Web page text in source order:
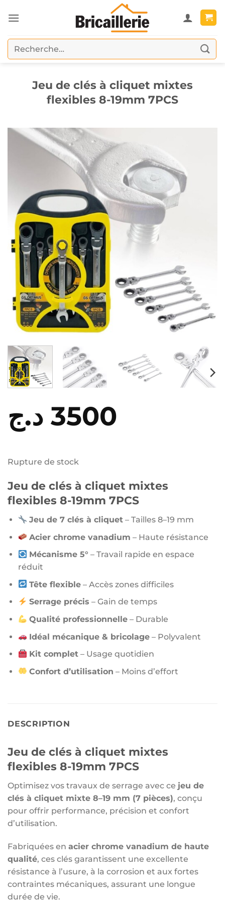
au
Recherche
pour :
Jeu de clés à cliquet mixtes
flexibles 8-19mm 7PCS
3500 د.ج
Rupture de stock
Jeu de clés à cliquet mixtes
flexibles 8-19mm 7PCS
Jeu de 7 clés à cliquet – Tailles 8–19 mm
Acier chrome vanadium – Haute résistance
Mécanisme 5° – Travail rapide en espace
réduit
Tête flexible – Accès zones difficiles
Serrage précis – Gain de temps
Qualité professionnelle – Durable
Idéal mécanique & bricolage – Polyvalent
Kit complet – Usage quotidien
Confort d’utilisation – Moins d’effort
DESCRIPTION
Jeu de clés à cliquet mixtes
flexibles 8-19mm 7PCS
Optimisez vos travaux de serrage avec ce jeu de
clés à cliquet mixte 8–19 mm (7 pièces), conçu
pour offrir performance, précision et confort
d’utilisation.
Fabriquées en acier chrome vanadium de haute
qualité, ces clés garantissent une excellente
résistance à l’usure, à la corrosion et aux fortes
contraintes mécaniques, assurant une longue
durée de vie.